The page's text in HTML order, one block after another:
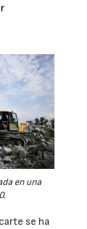
en una
se ha